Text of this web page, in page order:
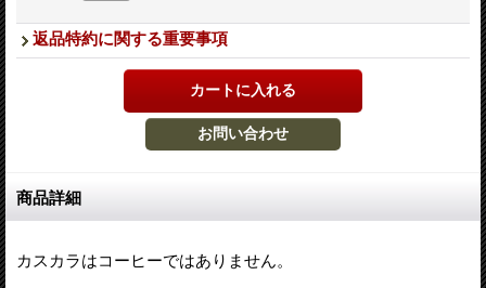
返品特約に関する重要事項
商品詳細
カスカラはコーヒーではありません。